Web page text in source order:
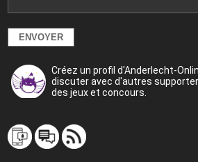
Créez un profil d'Anderlecht-
discuter avec d'autres
des jeux et concours.